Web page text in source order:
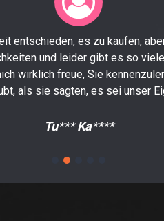
entschieden, es zu kaufen,
und leider gibt es so
wirklich freue, Sie
als sie sagten, es sei unser
Tu*** Ka****